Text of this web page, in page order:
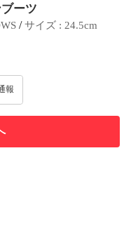
ーツ
/ サイズ : 24.5cm
報